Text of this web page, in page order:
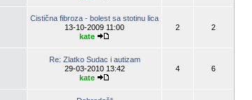
Cistična fibroza - bolest sa stotinu lica
13-10-2009 11:00
kate
2 2
Re: Zlatko Sudac i autizam
29-03-2010 13:42
kate
4 6